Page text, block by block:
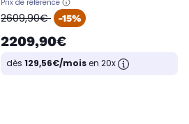
Prix de référence
oldPrice
2609,90€ -15%
2209,90€
dès 129,56€/moisen 20x